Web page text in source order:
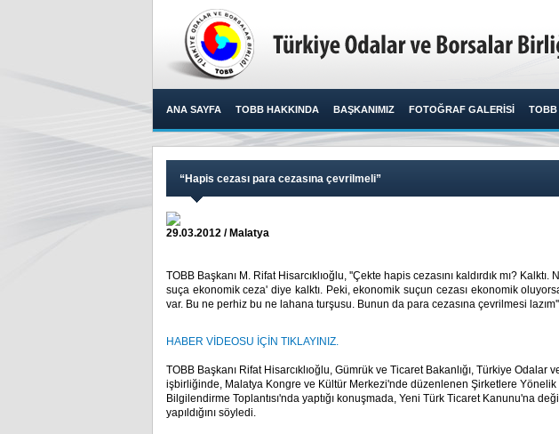
ANA SAYFA TOBB HAKKINDA BAŞKANIMIZ FOTOĞRAF GALERİSİ TOBB
“Hapis cezası para cezasına çevrilmeli”
29.03.2012 / Malatya
TOBB Başkanı M. Rifat Hisarcıklıoğlu, ''Çekte hapis cezasını kaldırdık mı?
suça ekonomik ceza' diye kalktı. Peki, ekonomik suçun cezası ekonomik
var. Bu ne perhiz bu ne lahana turşusu. Bunun da para cezasına çevrilmesi
HABER VİDEOSU İÇİN TIKLAYINIZ.
TOBB Başkanı Rifat Hisarcıklıoğlu, Gümrük ve Ticaret Bakanlığı, Türkiye Odalar
işbirliğinde, Malatya Kongre ve Kültür Merkezi'nde düzenlenen Şirketlere Yönelik
Bilgilendirme Toplantısı'nda yaptığı konuşmada, Yeni Türk Ticaret Kanunu'na
yapıldığını söyledi.